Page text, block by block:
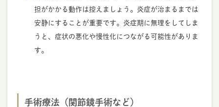
担がかかる動作は控えましょう。炎症が治まるまでは
安静にすることが重要です。炎症期に無理をしてしま
うと、症状の悪化や慢性化につながる可能性がありま
す。
手術療法（関節鏡手術など）